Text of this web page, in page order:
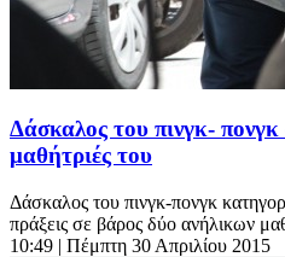
Δάσκαλος του πινγκ- πονγκ
μαθήτριές του
Δάσκαλος του πινγκ-πονγκ
πράξεις σε βάρος δύο ανήλικων
10:49 | Πέμπτη 30 Απριλίου 2015